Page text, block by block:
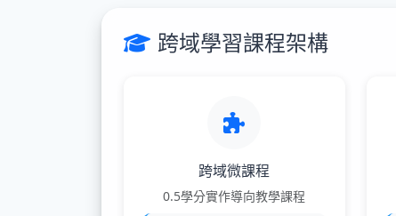
跨域學習課程架構
跨域微課程
0.5學分實作導向教學課程